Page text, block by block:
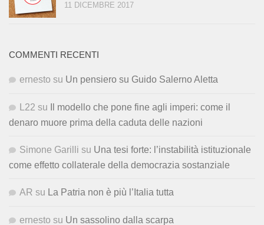
11 DICEMBRE 2017
COMMENTI RECENTI
ernesto su Un pensiero su Guido Salerno Aletta
L22 su
Il modello che pone fine agli imperi: come il
denaro muore prima della caduta delle nazioni
Simone Garilli su Una tesi forte: l’instabilità istituzionale
come effetto collaterale della democrazia sostanziale
AR su La Patria non è più l’Italia tutta
ernesto su Un sassolino dalla scarpa